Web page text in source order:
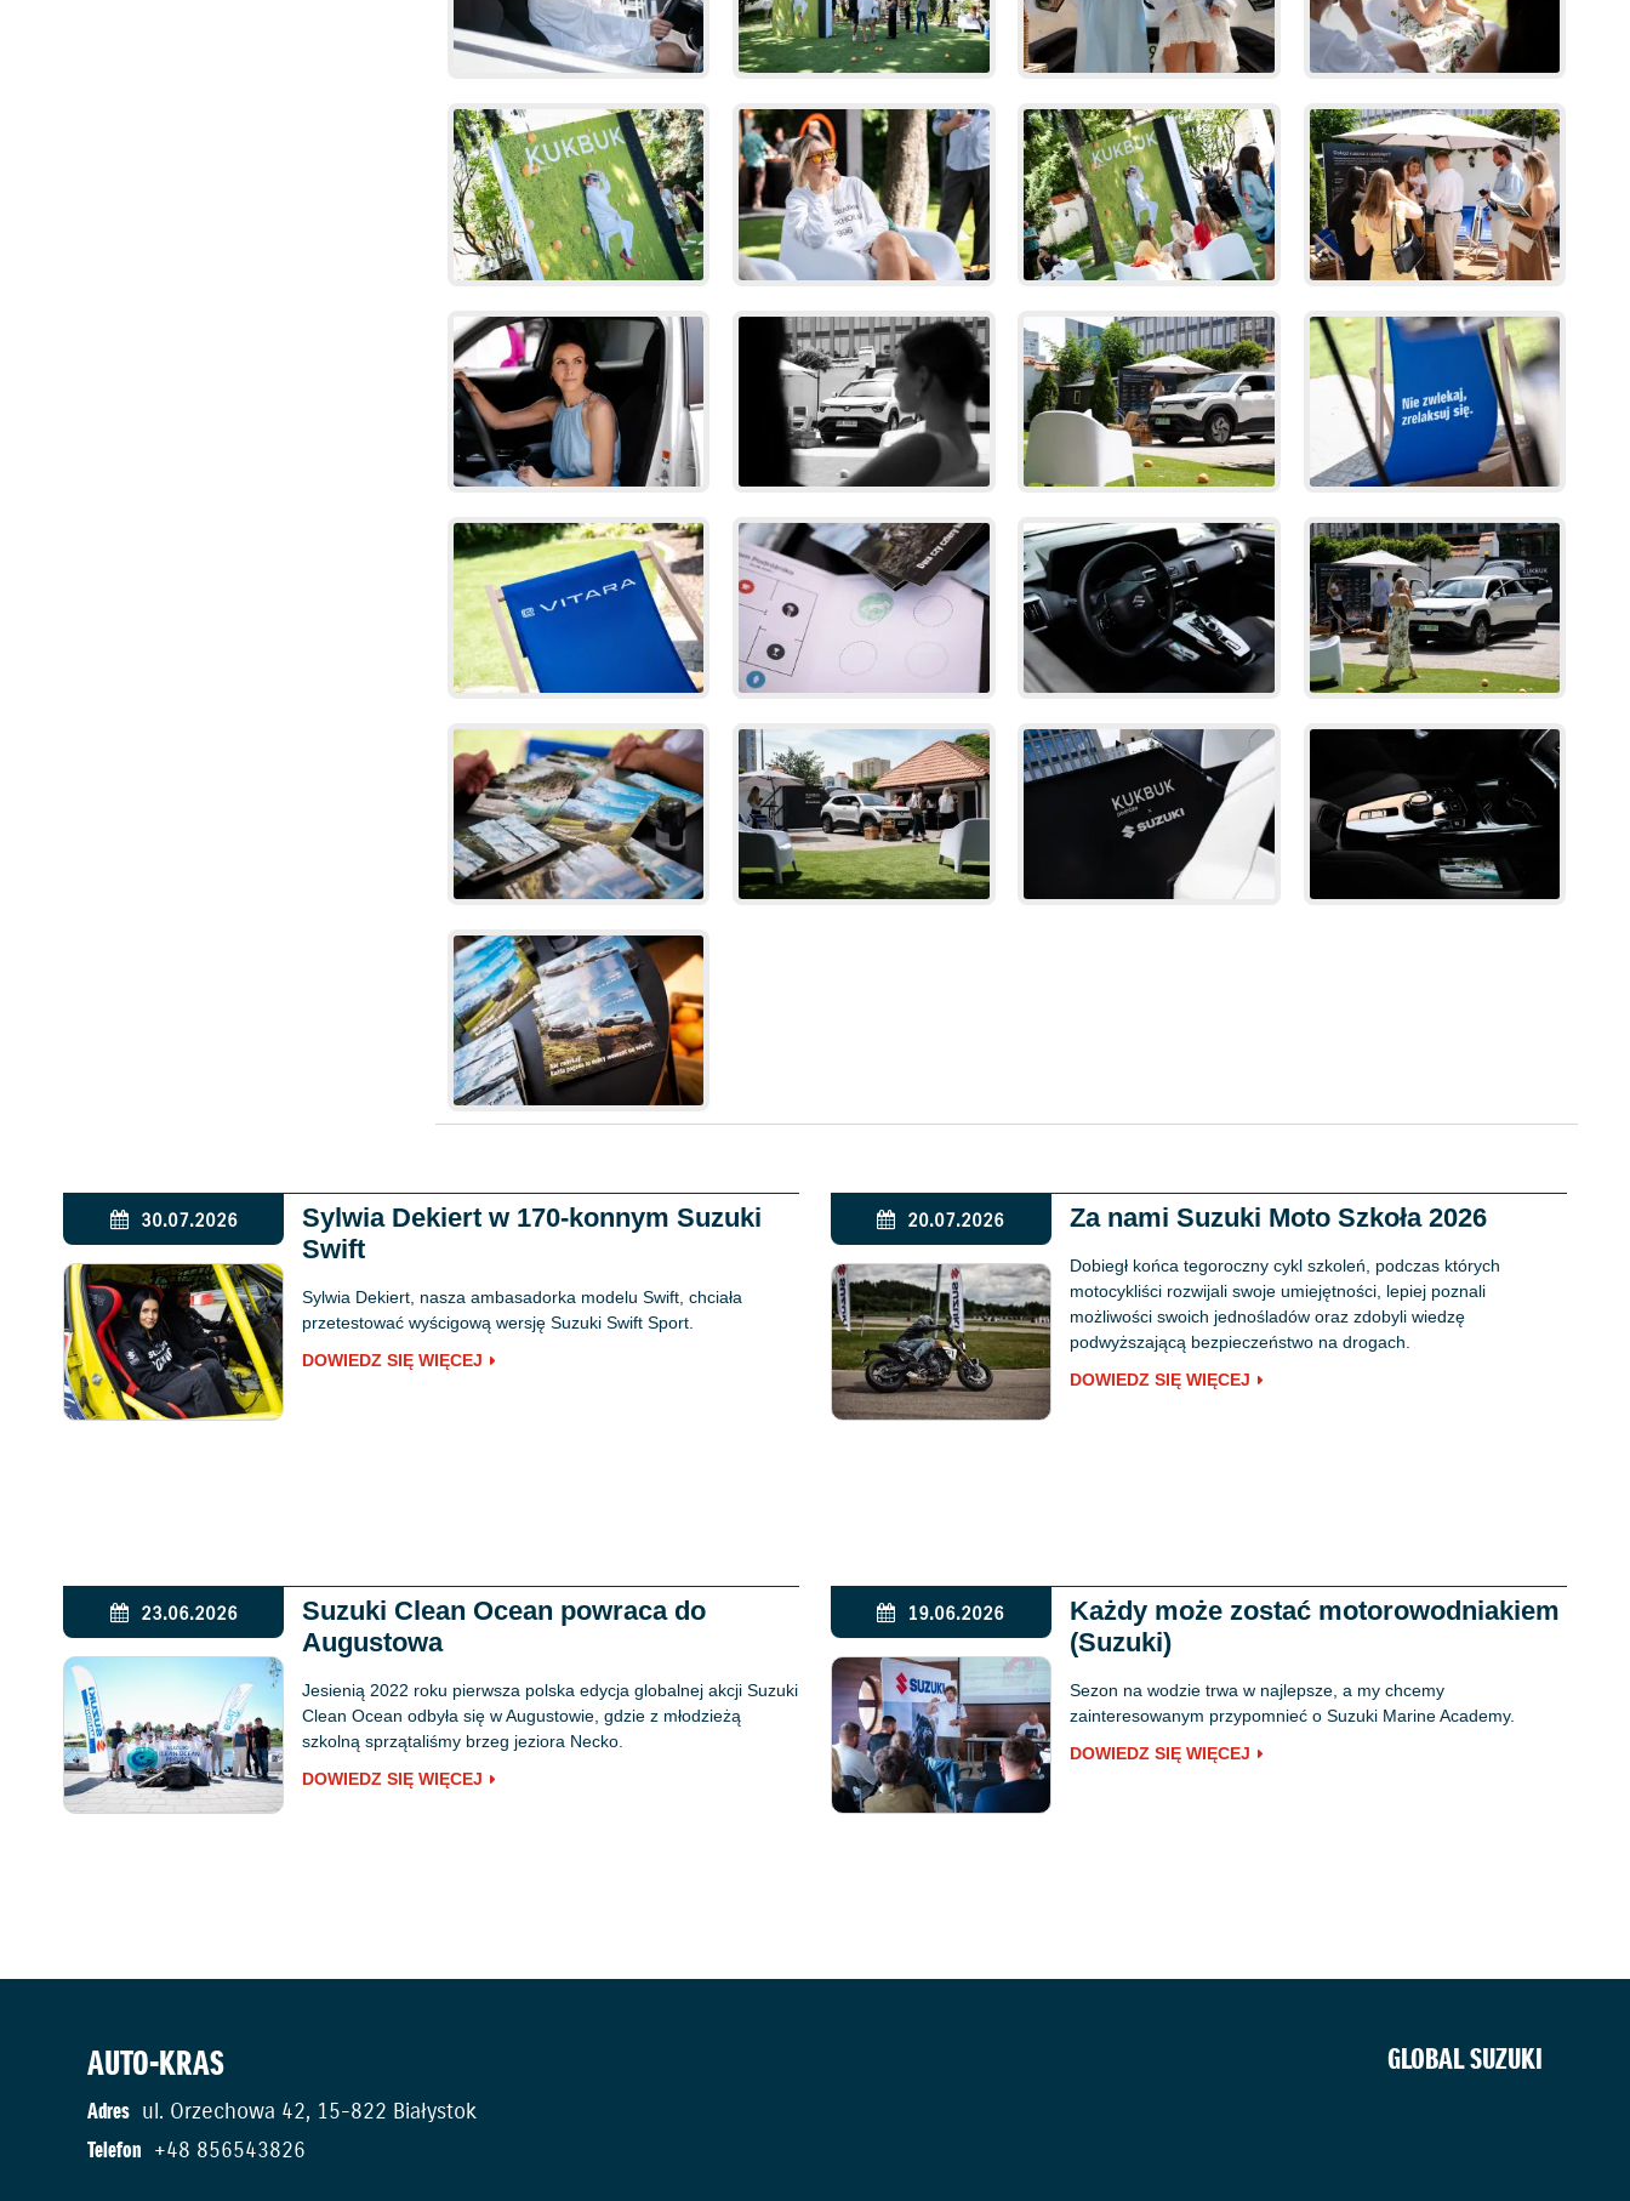
30.07.2026
Sylwia Dekiert w 170-konnym Suzuki
Swift
Sylwia Dekiert, nasza ambasadorka modelu Swift, chciała
przetestować wyścigową wersję Suzuki Swift Sport.
DOWIEDZ SIĘ WIĘCEJ
20.07.2026 Za nami Suzuki Moto Szkoła 2026
Dobiegł końca tegoroczny cykl szkoleń, podczas których
motocykliści rozwijali swoje umiejętności, lepiej poznali
możliwości swoich jednośladów oraz zdobyli wiedzę
podwyższającą bezpieczeństwo na drogach.
DOWIEDZ SIĘ WIĘCEJ
23.06.2026
Suzuki Clean Ocean powraca do
Augustowa
Jesienią 2022 roku pierwsza polska edycja globalnej akcji Suzuki
Clean Ocean odbyła się w Augustowie, gdzie z młodzieżą
szkolną sprzątaliśmy brzeg jeziora Necko.
DOWIEDZ SIĘ WIĘCEJ
19.06.2026
Każdy może zostać motorowodniakiem
(Suzuki)
Sezon na wodzie trwa w najlepsze, a my chcemy
zainteresowanym przypomnieć o Suzuki Marine Academy.
DOWIEDZ SIĘ WIĘCEJ
AUTO-KRAS
Adres ul. Orzechowa 42, 15-822 Białystok
Telefon +48 856543826
GLOBAL SUZUKI